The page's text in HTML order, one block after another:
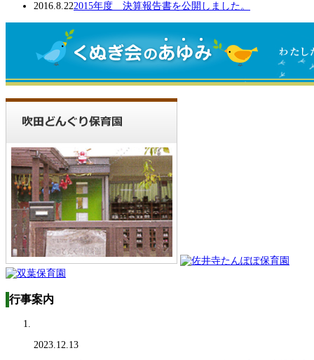
2016.8.222015年度 決算報告書を公開しました。
行事案内
2023.12.13